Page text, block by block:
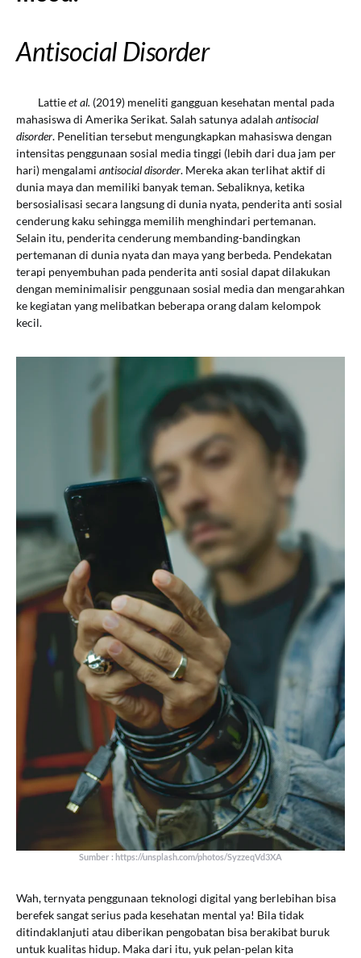
Antisocial Disorder
Lattieet al. (2019) meneliti gangguan kesehatan mental pada
mahasiswa di Amerika Serikat. Salah satunya adalah antisocial
disorder. Penelitian tersebut mengungkapkan mahasiswa dengan
intensitas penggunaan sosial media tinggi (lebih dari dua jam per
hari) mengalami antisocial disorder. Mereka akan terlihat aktif di
dunia maya dan memiliki banyak teman. Sebaliknya, ketika
bersosialisasi secara langsung di dunia nyata, penderita anti sosial
cenderung kaku sehingga memilih menghindari pertemanan.
Selain itu, penderita cenderung membanding-bandingkan
pertemanan di dunia nyata dan maya yang berbeda. Pendekatan
terapi penyembuhan pada penderita anti sosial dapat dilakukan
dengan meminimalisir penggunaan sosial media dan mengarahkan
ke kegiatan yang melibatkan beberapa orang dalam kelompok
kecil.
Sumber : https://unsplash.com/photos/SyzzeqVd3XA
Wah, ternyata penggunaan teknologi digital yang berlebihan bisa
berefek sangat serius pada kesehatan mental ya! Bila tidak
ditindaklanjuti atau diberikan pengobatan bisa berakibat buruk
untuk kualitas hidup. Maka dari itu, yuk pelan-pelan kita